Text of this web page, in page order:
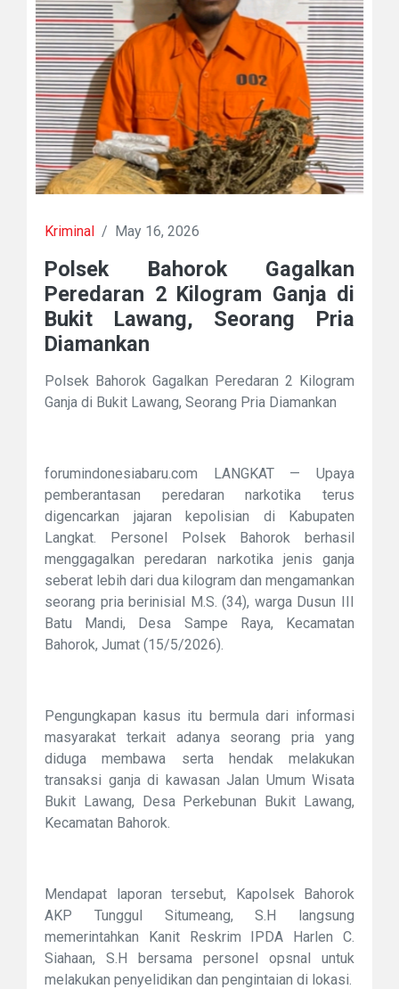
Kriminal / May 16, 2026
Polsek Bahorok Gagalkan
Peredaran 2 Kilogram Ganja di
Bukit Lawang, Seorang Pria
Diamankan
Polsek Bahorok Gagalkan Peredaran 2 Kilogram
Ganja di Bukit Lawang, Seorang Pria Diamankan
forumindonesiabaru.com LANGKAT — Upaya
pemberantasan peredaran narkotika terus
digencarkan jajaran kepolisian di Kabupaten
Langkat. Personel Polsek Bahorok berhasil
menggagalkan peredaran narkotika jenis ganja
seberat lebih dari dua kilogram dan mengamankan
seorang pria berinisial M.S. (34), warga Dusun III
Batu Mandi, Desa Sampe Raya, Kecamatan
Bahorok, Jumat (15/5/2026).
Pengungkapan kasus itu bermula dari informasi
masyarakat terkait adanya seorang pria yang
diduga membawa serta hendak melakukan
transaksi ganja di kawasan Jalan Umum Wisata
Bukit Lawang, Desa Perkebunan Bukit Lawang,
Kecamatan Bahorok.
Mendapat laporan tersebut, Kapolsek Bahorok
AKP Tunggul Situmeang, S.H langsung
memerintahkan Kanit Reskrim IPDA Harlen C.
Siahaan, S.H bersama personel opsnal untuk
melakukan penyelidikan dan pengintaian di lokasi.